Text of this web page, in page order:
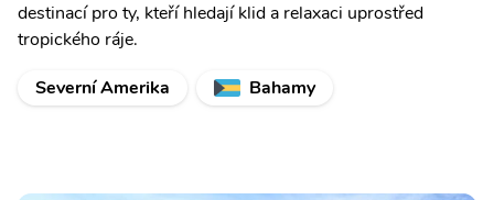
destinací pro ty, kteří hledají klid a relaxaci uprostřed
tropického ráje.
Severní Amerika
Bahamy